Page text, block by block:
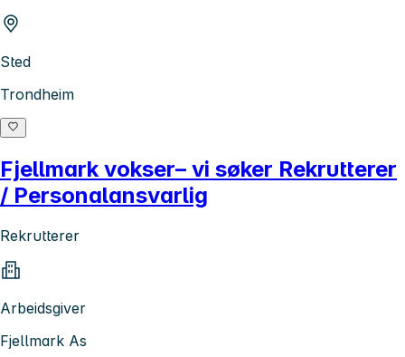
Sted
Trondheim
Fjellmark vokser– vi søker Rekrutterer
/ Personalansvarlig
Rekrutterer
Arbeidsgiver
Fjellmark As